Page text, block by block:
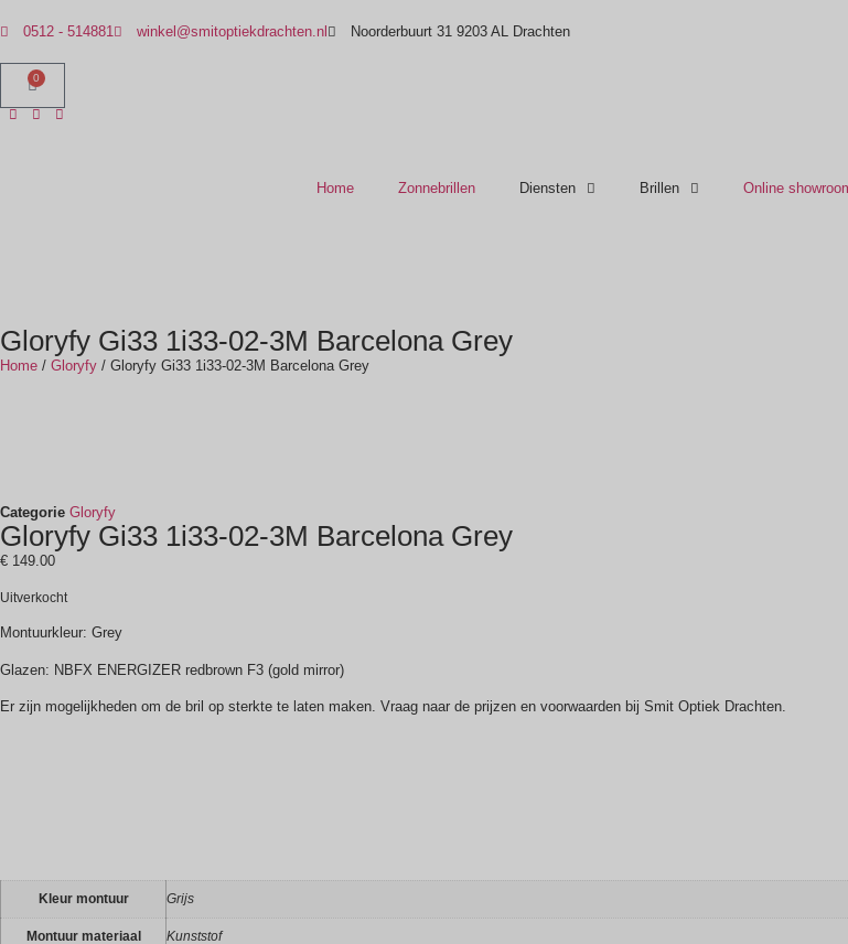
0512 - 514881 winkel@smitoptiekdrachten.nl Noorderbuurt 31 9203 AL Drachten
0
Home Zonnebrillen Diensten Brillen Online
Gloryfy Gi33 1i33-02-3M Barcelona Grey
Home / Gloryfy / Gloryfy Gi33 1i33-02-3M Barcelona Grey
Categorie Gloryfy
Gloryfy Gi33 1i33-02-3M Barcelona Grey
€ 149.00
Uitverkocht
Montuurkleur: Grey
Glazen: NBFX ENERGIZER redbrown F3 (gold mirror)
Er zijn mogelijkheden om de bril op sterkte te laten maken. Vraag naar de prijzen en voorwaarden bij Smit Optiek Drachten.
Kleur montuur Grijs
Montuur materiaal Kunststof